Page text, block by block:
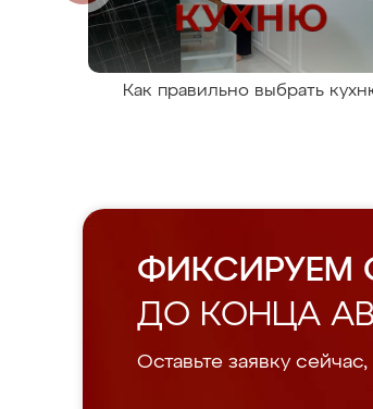
Как правильно выбрать
ФИКСИРУЕМ
ДО КОНЦА
Оставьте заявку